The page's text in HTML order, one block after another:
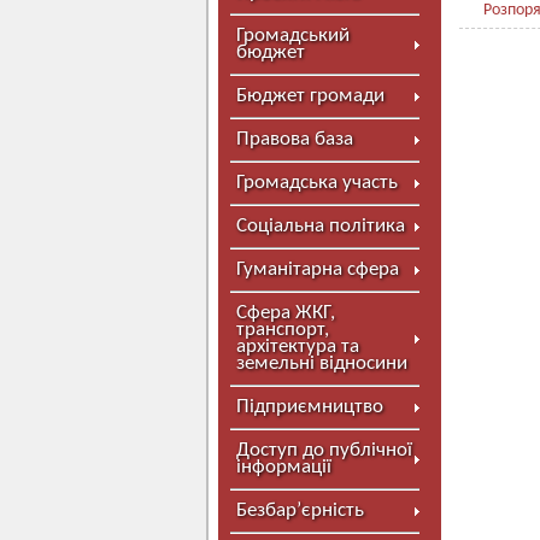
Громадський
бюджет
Бюджет громади
Правова база
Громадська участь
Соціальна політика
Гуманітарна сфера
Сфера ЖКГ,
транспорт,
архітектура та
земельні відносини
Підприємництво
Доступ до публічної
інформації
Безбар’єрність